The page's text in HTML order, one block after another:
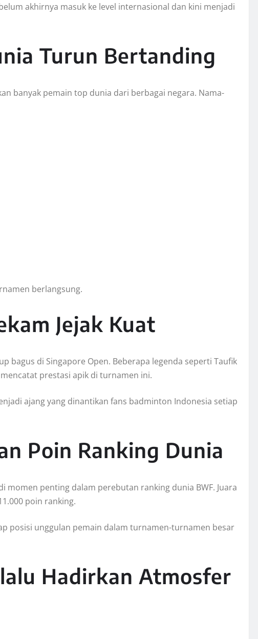
akhirnya masuk ke level internasional dan kini menjadi
Turun Bertanding
banyak pemain top dunia dari berbagai negara. Nama-
berlangsung.
Jejak Kuat
bagus di Singapore Open. Beberapa legenda seperti Taufik
prestasi apik di turnamen ini.
ajang yang dinantikan fans badminton Indonesia setiap
Poin Ranking Dunia
momen penting dalam perebutan ranking dunia BWF. Juara
poin ranking.
posisi unggulan pemain dalam turnamen-turnamen besar
Hadirkan Atmosfer